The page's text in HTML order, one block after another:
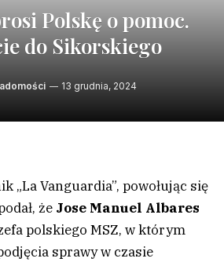
Polskę o pomoc.
do Sikorskiego
13 grudnia, 2024
„La Vanguardia”, powołując się
że Jose Manuel Albares
polskiego MSZ, w którym
sprawy w czasie